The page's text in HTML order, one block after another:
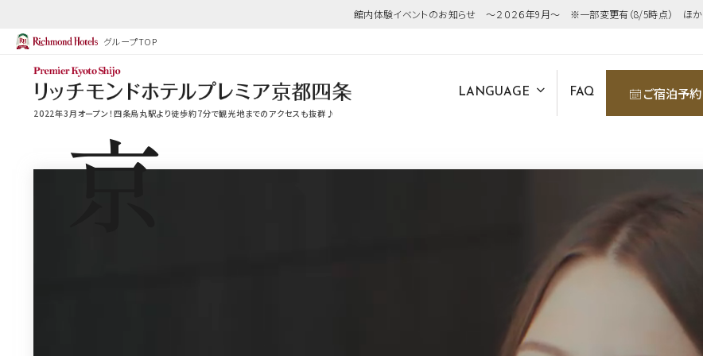
館内体験イベントのお知らせ ～２０２６年9月～ ※一部変更有（8/5時点） ほか
グループTOP
2022年3月オープン！四条烏丸駅より徒歩約7分で観光地までのアクセスも抜群♪
LANGUAGE FAQ ご宿泊予約
京